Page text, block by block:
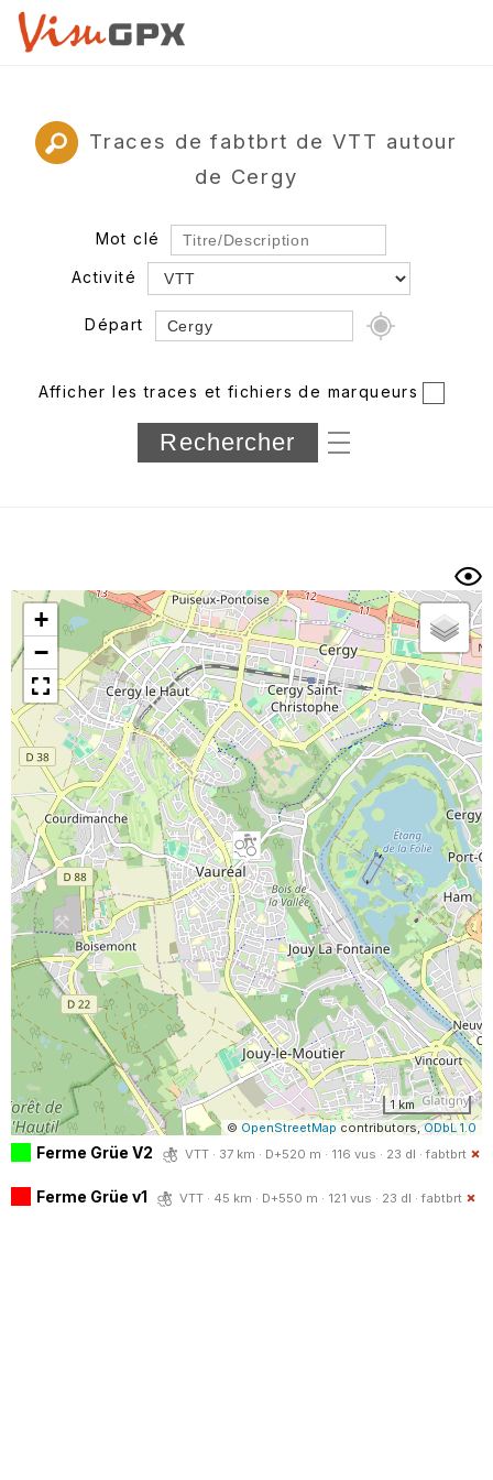
Traces de fabtbrt de VTT autour
de Cergy
Mot clé
Activité
Départ
Département
Longueur min/max
Trier par
Horodatage Photos
Afficher les traces et fichiers de marqueurs
+
−
1 km
© OpenStreetMap contributors,ODbL 1.0
Ferme Grüe V2 VTT · 37 km · D+520 m · 116 vus · 23 dl · fabtbrt
Ferme Grüe v1 VTT · 45 km · D+550 m · 121 vus · 23 dl · fabtbrt